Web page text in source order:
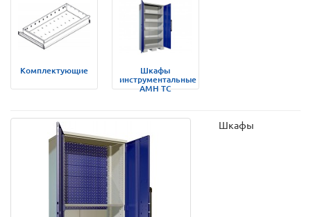
Комплектующие
Шкафы
инструментальные
AMH TC
Шкафы